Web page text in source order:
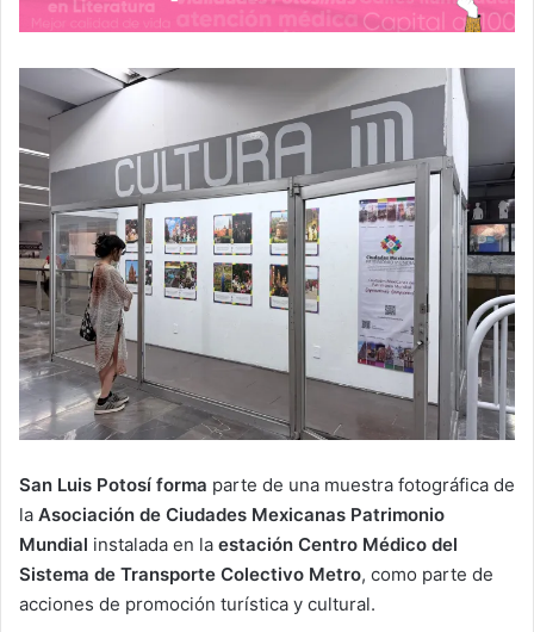
San Luis Potosí forma parte de una muestra fotográfica de
la Asociación de Ciudades Mexicanas Patrimonio
Mundial instalada en la estación Centro Médico del
Sistema de Transporte Colectivo Metro, como parte de
acciones de promoción turística y cultural.